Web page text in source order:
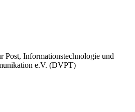
Post, Informationstechnologie und
e.V. (DVPT)